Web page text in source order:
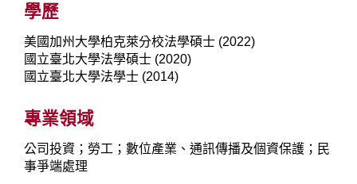
學歷
美國加州大學柏克萊分校法學碩士 (2022)
國立臺北大學法學碩士 (2020)
國立臺北大學法學士 (2014)
專業領域
公司投資；勞工；數位產業、通訊傳播及個資保護；民
事爭端處理